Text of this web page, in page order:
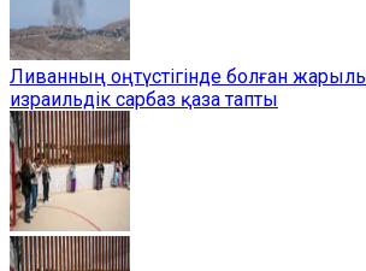
Ливанның оңтүстігінде болған
израильдік сарбаз қаза тапты